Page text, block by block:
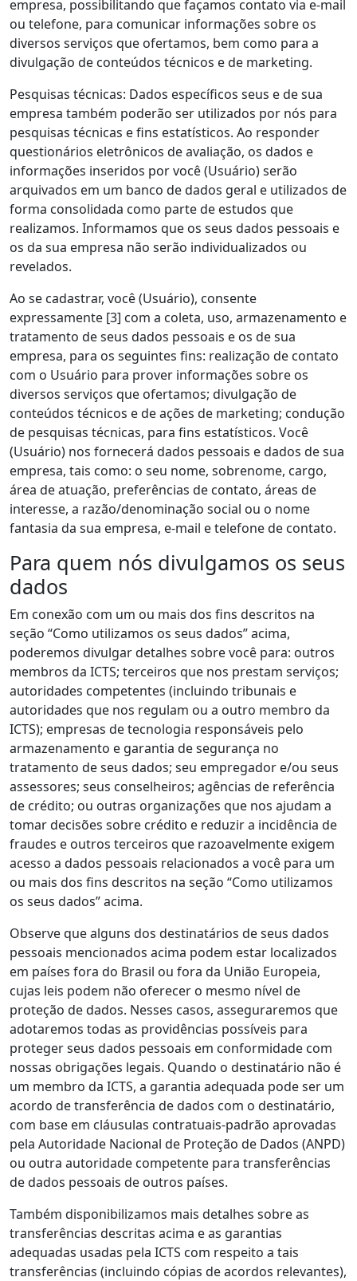
empresa, possibilitando que façamos contato via e-mail
ou telefone, para comunicar informações sobre os
diversos serviços que ofertamos, bem como para a
divulgação de conteúdos técnicos e de marketing.
Pesquisas técnicas: Dados específicos seus e de sua
empresa também poderão ser utilizados por nós para
pesquisas técnicas e fins estatísticos. Ao responder
questionários eletrônicos de avaliação, os dados e
informações inseridos por você (Usuário) serão
arquivados em um banco de dados geral e utilizados de
forma consolidada como parte de estudos que
realizamos. Informamos que os seus dados pessoais e
os da sua empresa não serão individualizados ou
revelados.
Ao se cadastrar, você (Usuário), consente
expressamente [3] com a coleta, uso, armazenamento e
tratamento de seus dados pessoais e os de sua
empresa, para os seguintes fins: realização de contato
com o Usuário para prover informações sobre os
diversos serviços que ofertamos; divulgação de
conteúdos técnicos e de ações de marketing; condução
de pesquisas técnicas, para fins estatísticos. Você
(Usuário) nos fornecerá dados pessoais e dados de sua
empresa, tais como: o seu nome, sobrenome, cargo,
área de atuação, preferências de contato, áreas de
interesse, a razão/denominação social ou o nome
fantasia da sua empresa, e-mail e telefone de contato.
Para quem nós divulgamos os seus
dados
Em conexão com um ou mais dos fins descritos na
seção “Como utilizamos os seus dados” acima,
poderemos divulgar detalhes sobre você para: outros
membros da ICTS; terceiros que nos prestam serviços;
autoridades competentes (incluindo tribunais e
autoridades que nos regulam ou a outro membro da
ICTS); empresas de tecnologia responsáveis pelo
armazenamento e garantia de segurança no
tratamento de seus dados; seu empregador e/ou seus
assessores; seus conselheiros; agências de referência
de crédito; ou outras organizações que nos ajudam a
tomar decisões sobre crédito e reduzir a incidência de
fraudes e outros terceiros que razoavelmente exigem
acesso a dados pessoais relacionados a você para um
ou mais dos fins descritos na seção “Como utilizamos
os seus dados” acima.
Observe que alguns dos destinatários de seus dados
pessoais mencionados acima podem estar localizados
em países fora do Brasil ou fora da União Europeia,
cujas leis podem não oferecer o mesmo nível de
proteção de dados. Nesses casos, asseguraremos que
adotaremos todas as providências possíveis para
proteger seus dados pessoais em conformidade com
nossas obrigações legais. Quando o destinatário não é
um membro da ICTS, a garantia adequada pode ser um
acordo de transferência de dados com o destinatário,
com base em cláusulas contratuais-padrão aprovadas
pela Autoridade Nacional de Proteção de Dados (ANPD)
ou outra autoridade competente para transferências
de dados pessoais de outros países.
Também disponibilizamos mais detalhes sobre as
transferências descritas acima e as garantias
adequadas usadas pela ICTS com respeito a tais
transferências (incluindo cópias de acordos relevantes),